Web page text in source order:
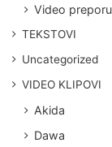
Video
TEKSTOVI
Uncategorized
VIDEO KLIPOVI
Akida
Dawa